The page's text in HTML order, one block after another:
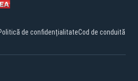
de confidențialitateCod de conduită